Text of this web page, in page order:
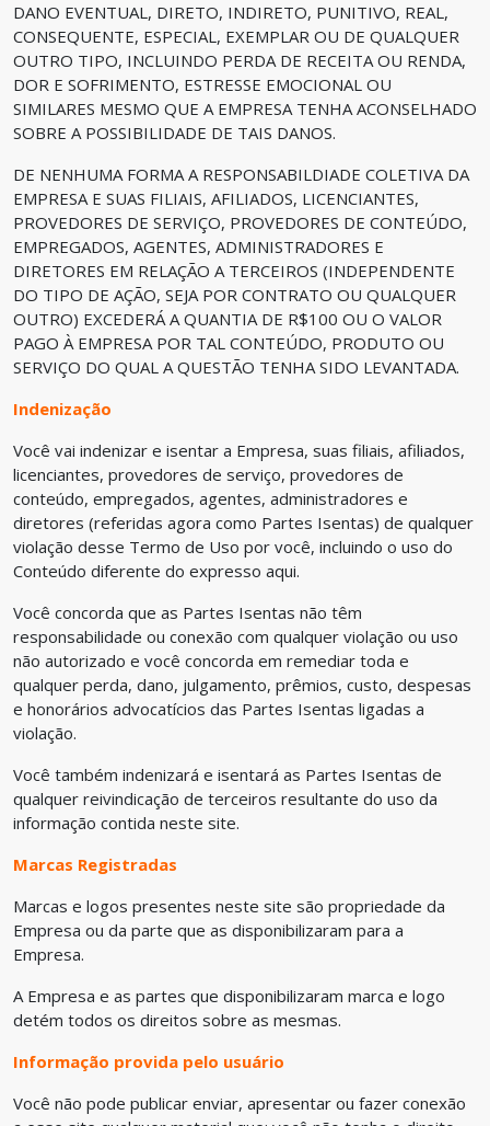
DANO EVENTUAL, DIRETO, INDIRETO, PUNITIVO, REAL,
CONSEQUENTE, ESPECIAL, EXEMPLAR OU DE QUALQUER
OUTRO TIPO, INCLUINDO PERDA DE RECEITA OU RENDA,
DOR E SOFRIMENTO, ESTRESSE EMOCIONAL OU
SIMILARES MESMO QUE A EMPRESA TENHA ACONSELHADO
SOBRE A POSSIBILIDADE DE TAIS DANOS.
DE NENHUMA FORMA A RESPONSABILDIADE COLETIVA DA
EMPRESA E SUAS FILIAIS, AFILIADOS, LICENCIANTES,
PROVEDORES DE SERVIÇO, PROVEDORES DE CONTEÚDO,
EMPREGADOS, AGENTES, ADMINISTRADORES E
DIRETORES EM RELAÇÃO A TERCEIROS (INDEPENDENTE
DO TIPO DE AÇÃO, SEJA POR CONTRATO OU QUALQUER
OUTRO) EXCEDERÁ A QUANTIA DE R$100 OU O VALOR
PAGO À EMPRESA POR TAL CONTEÚDO, PRODUTO OU
SERVIÇO DO QUAL A QUESTÃO TENHA SIDO LEVANTADA.
Indenização
Você vai indenizar e isentar a Empresa, suas filiais, afiliados,
licenciantes, provedores de serviço, provedores de
conteúdo, empregados, agentes, administradores e
diretores (referidas agora como Partes Isentas) de qualquer
violação desse Termo de Uso por você, incluindo o uso do
Conteúdo diferente do expresso aqui.
Você concorda que as Partes Isentas não têm
responsabilidade ou conexão com qualquer violação ou uso
não autorizado e você concorda em remediar toda e
qualquer perda, dano, julgamento, prêmios, custo, despesas
e honorários advocatícios das Partes Isentas ligadas a
violação.
Você também indenizará e isentará as Partes Isentas de
qualquer reivindicação de terceiros resultante do uso da
informação contida neste site.
Marcas Registradas
Marcas e logos presentes neste site são propriedade da
Empresa ou da parte que as disponibilizaram para a
Empresa.
A Empresa e as partes que disponibilizaram marca e logo
detém todos os direitos sobre as mesmas.
Informação provida pelo usuário
Você não pode publicar enviar, apresentar ou fazer conexão